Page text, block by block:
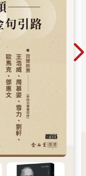
步奇幻片。看起來可行
家做晚餐，而且全程
學預修課，一邊擔任
好處的髮膠把瀏海抓
Ferraro）競選副總統
家公認女性即將打破玻
業，最後還能治理國
），開場蒙太奇片段
公室。一九八八年電
妮．葛瑞菲絲
福特（Harrison Ford）
人犯罪的身材。有什